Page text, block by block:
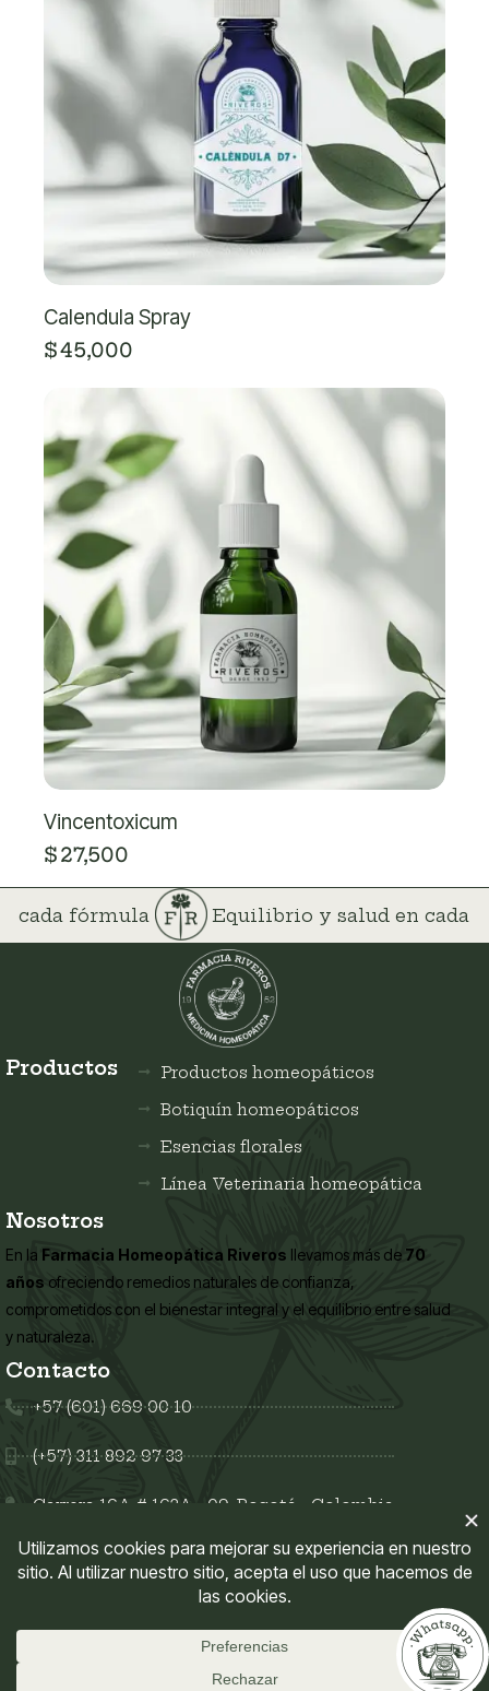
Calendula Spray
$45,000
Vincentoxicum
$27,500
cada fórmula Equilibrio y salud en
Productos
Productos homeopáticos
Botiquín homeopáticos
Esencias florales
Línea Veterinaria homeopática
Nosotros
En la Farmacia Homeopática Riveros llevamos más de 70
años ofreciendo remedios naturales de confianza,
comprometidos con el bienestar integral y el equilibrio entre salud
y naturaleza.
Contacto
+57 (601) 669 00 10
(+57) 311 892 97 33
Carrera 16A # 163A - 09, Bogotá - Colombia
Síguenos en:
Mi Cuenta Políticas del sitio